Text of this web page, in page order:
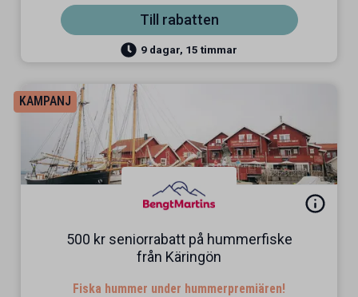
Till rabatten
9 dagar, 15 timmar
KAMPANJ
500 kr seniorrabatt på hummerfiske
från Käringön
Fiska hummer under hummerpremiären!